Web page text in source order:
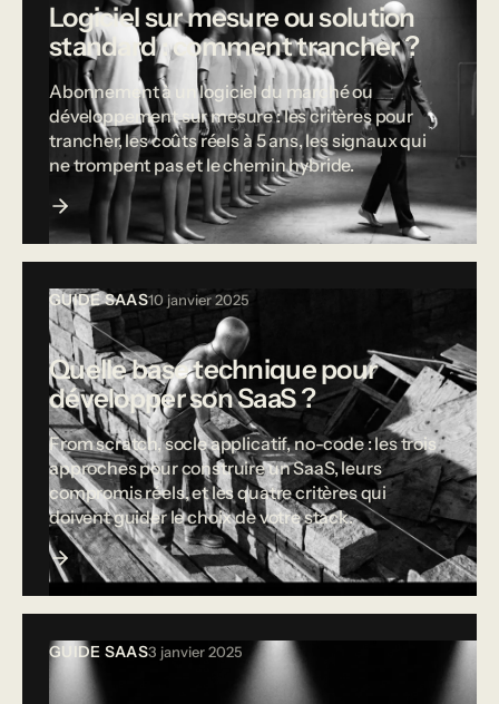
Logiciel sur mesure ou solution
standard : comment trancher ?
Abonnement à un logiciel du marché ou
développement sur mesure : les critères pour
trancher, les coûts réels à 5 ans, les signaux qui
ne trompent pas et le chemin hybride.
GUIDE SAAS10 janvier 2025
Quelle base technique pour
développer son SaaS ?
From scratch, socle applicatif, no-code : les trois
approches pour construire un SaaS, leurs
compromis réels, et les quatre critères qui
doivent guider le choix de votre stack.
GUIDE SAAS3 janvier 2025